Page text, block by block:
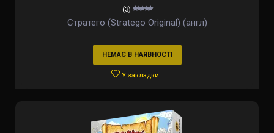
(3)
Стратего (Stratego Original) (англ)
НЕМАЄ В НАЯВНОСТІ
У закладки